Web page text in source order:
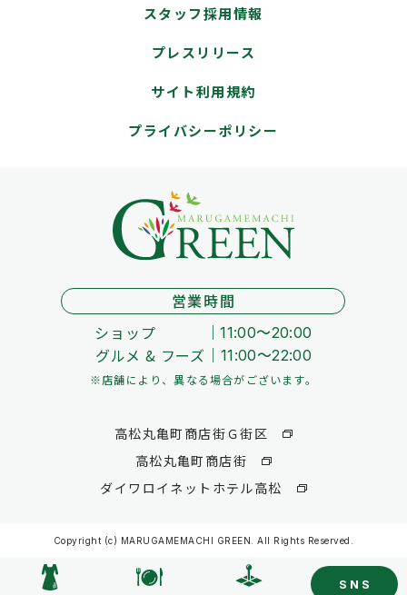
スタッフ採用情報
プレスリリース
サイト利用規約
プライバシーポリシー
営業時間
ショップ
11:00～20:00
グルメ & フーズ 11:00～22:00
※店舗により、異なる場合がございます。
高松丸亀町商店街Ｇ街区
高松丸亀町商店街
ダイワロイネットホテル高松
Copyright (c) MARUGAMEMACHI GREEN. All Rights Reserved.
SNS